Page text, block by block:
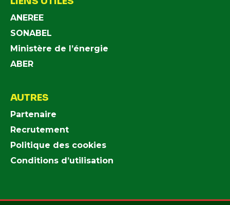
ANEREE
SONABEL
Ministère de l’énergie
ABER
AUTRES
Partenaire
Recrutement
Politique des cookies
Conditions d’utilisation